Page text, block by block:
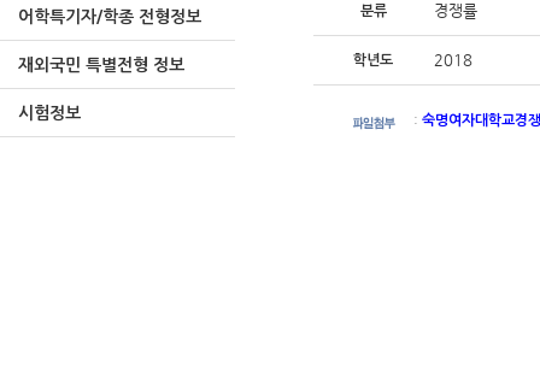
어학특기자/학종 전형정보
재외국민 특별전형 정보
시험정보
분류 경쟁률
학년도 2018
: 숙명여자대학교경